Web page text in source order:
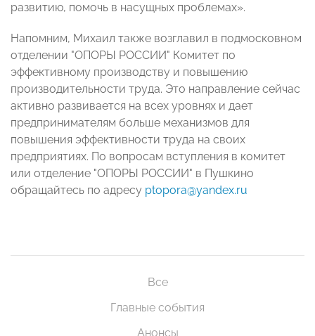
развитию, помочь в насущных проблемах».
Напомним, Михаил также возглавил в подмосковном
отделении "ОПОРЫ РОССИИ" Комитет по
эффективному производству и повышению
производительности труда. Это направление сейчас
активно развивается на всех уровнях и дает
предпринимателям больше механизмов для
повышения эффективности труда на своих
предприятиях. По вопросам вступления в комитет
или отделение "ОПОРЫ РОССИИ" в Пушкино
обращайтесь по адресу ptopora@yandex.ru
Все
Главные события
Анонсы